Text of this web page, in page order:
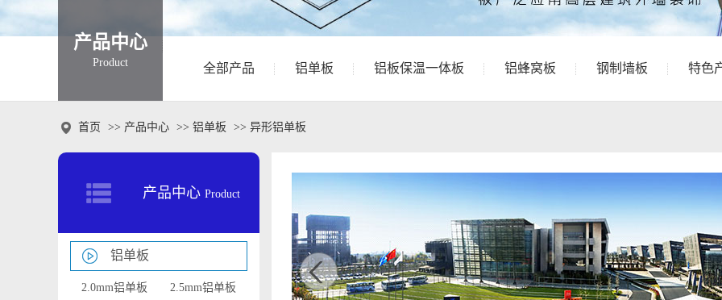
产品中心
Product 全部产品 铝单板 铝板保温一体板 铝蜂窝板 钢制墙板 特色
 首页 >> 产品中心 >> 铝单板 >> 异形铝单板
产品中心 Product
铝单板
2.0mm铝单板 2.5mm铝单板